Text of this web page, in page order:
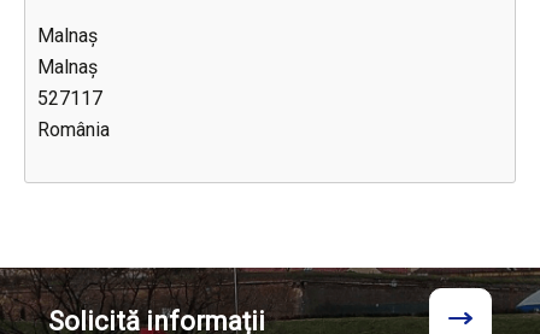
Malnaș
Malnaș
527117
România
Solicităinformații